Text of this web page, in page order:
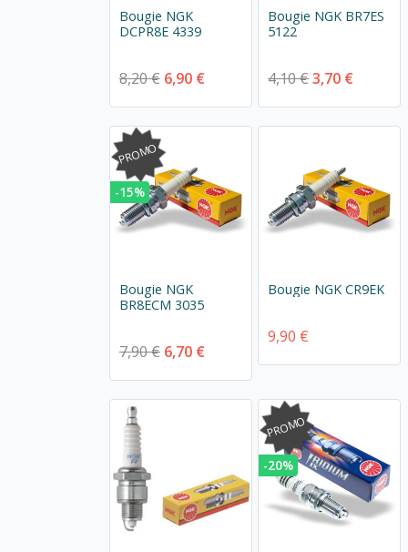
Bougie NGK
DCPR8E 4339
8,20 € 6,90 €
Bougie NGK BR7ES
5122
4,10 €3,70 €
PROMO
-15%
Bougie NGK
BR8ECM 3035
7,90 € 6,70 €
Bougie NGK CR9EK
9,90 €
PROMO
-20%